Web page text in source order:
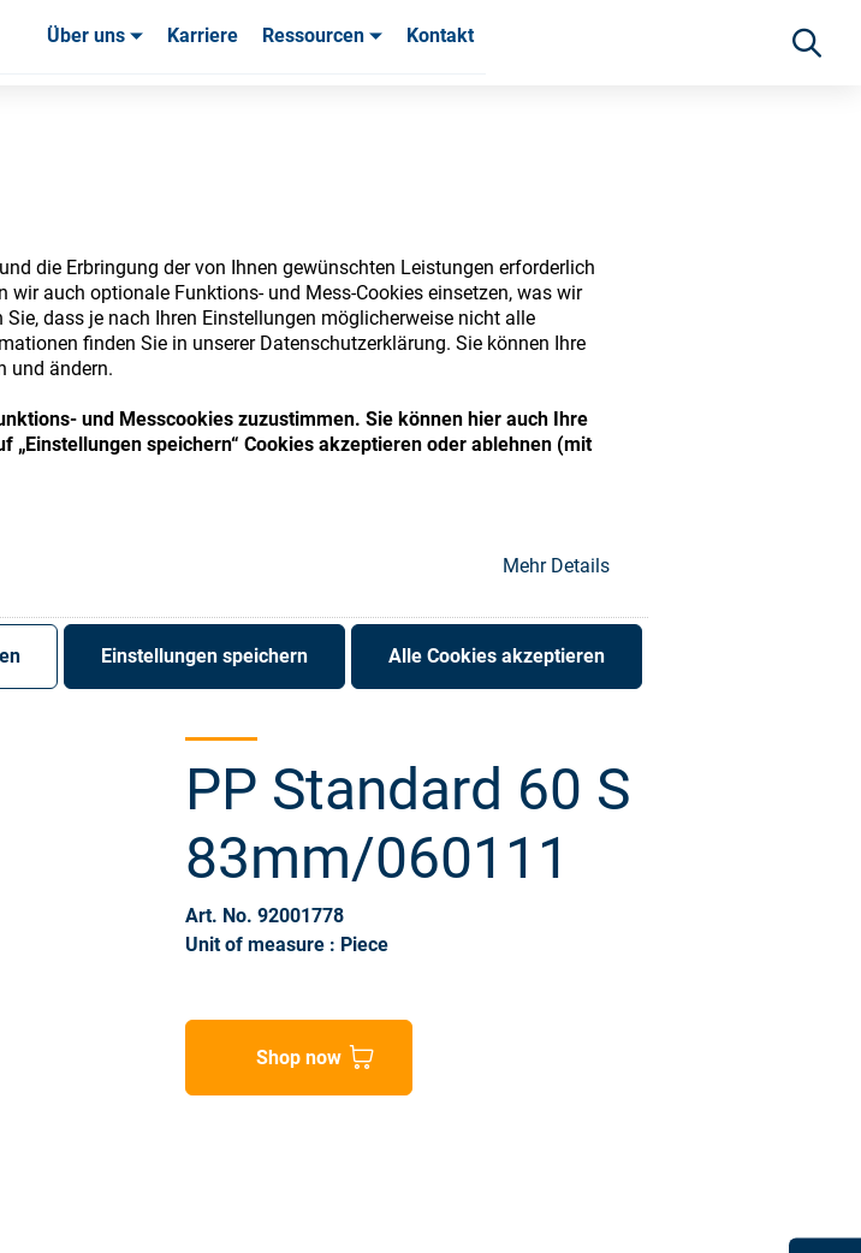
die Erbringung der von Ihnen gewünschten Leistungen erforderlich
auch optionale Funktions- und Mess-Cookies einsetzen, was wir
dass je nach Ihren Einstellungen möglicherweise nicht alle
finden Sie in unserer Datenschutzerklärung. Sie können Ihre
und ändern.
und Messcookies zuzustimmen. Sie können hier auch Ihre
speichern“ Cookies akzeptieren oder ablehnen (mit
Mehr Details
Einstellungen speichern Alle Cookies akzeptieren
Über uns Karriere Ressourcen Kontakt
Store
and explore our wide range of ophthalmic
PP Standard 60 S
83mm/060111
Art. No. 92001778
Unit of measure : Piece
Shop now